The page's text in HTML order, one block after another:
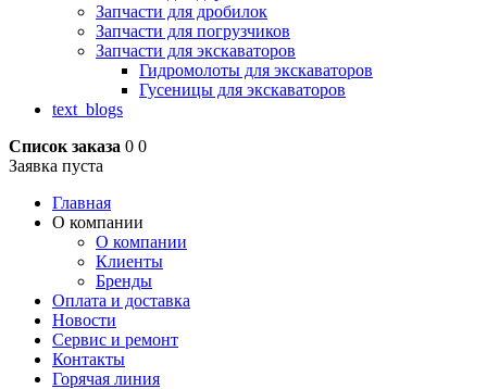
Запчасти для дробилок
Запчасти для погрузчиков
Запчасти для экскаваторов
Гидромолоты для экскаваторов
Гусеницы для экскаваторов
text_blogs
Список заказа 0 0
Заявка пуста
Главная
О компании
О компании
Клиенты
Бренды
Оплата и доставка
Новости
Сервис и ремонт
Контакты
Горячая линия